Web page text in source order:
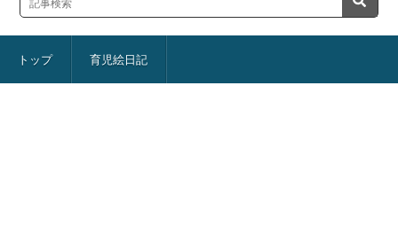
トップ 育児絵日記